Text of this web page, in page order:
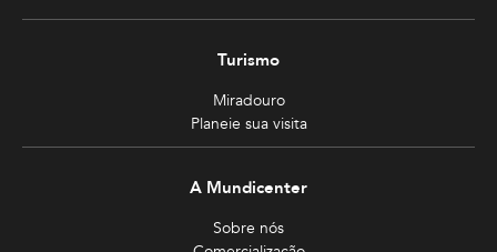
Turismo
Miradouro
Planeie sua visita
A Mundicenter
Sobre nós